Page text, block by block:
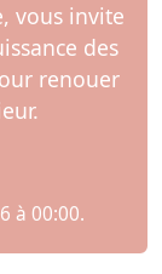
vous invite
des
renouer
à 00:00.